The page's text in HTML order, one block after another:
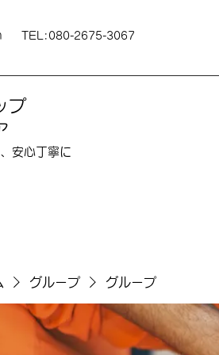
TEL:080-2675-3067
プ
安心丁寧に
グループ グループ